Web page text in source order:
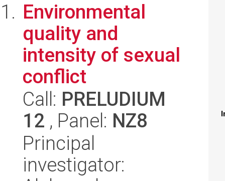
Environmental
quality and
intensity of sexual
conflict
Call: PRELUDIUM
12 , Panel: NZ8
Principal
investigator: